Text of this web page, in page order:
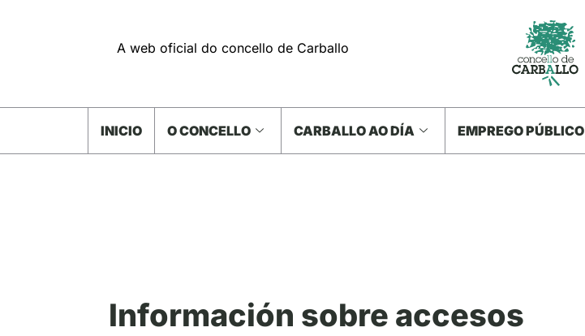
A web oficial do concello de Carballo
INICIO O CONCELLO CARBALLO AO DÍA EMPREGO PÚBLICO
Información sobre accesos